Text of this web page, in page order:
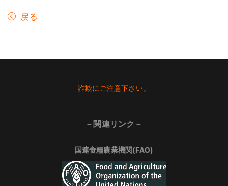
戻る
詐欺にご注意下さい。
－関連リンク－
国連食糧農業機関(FAO)